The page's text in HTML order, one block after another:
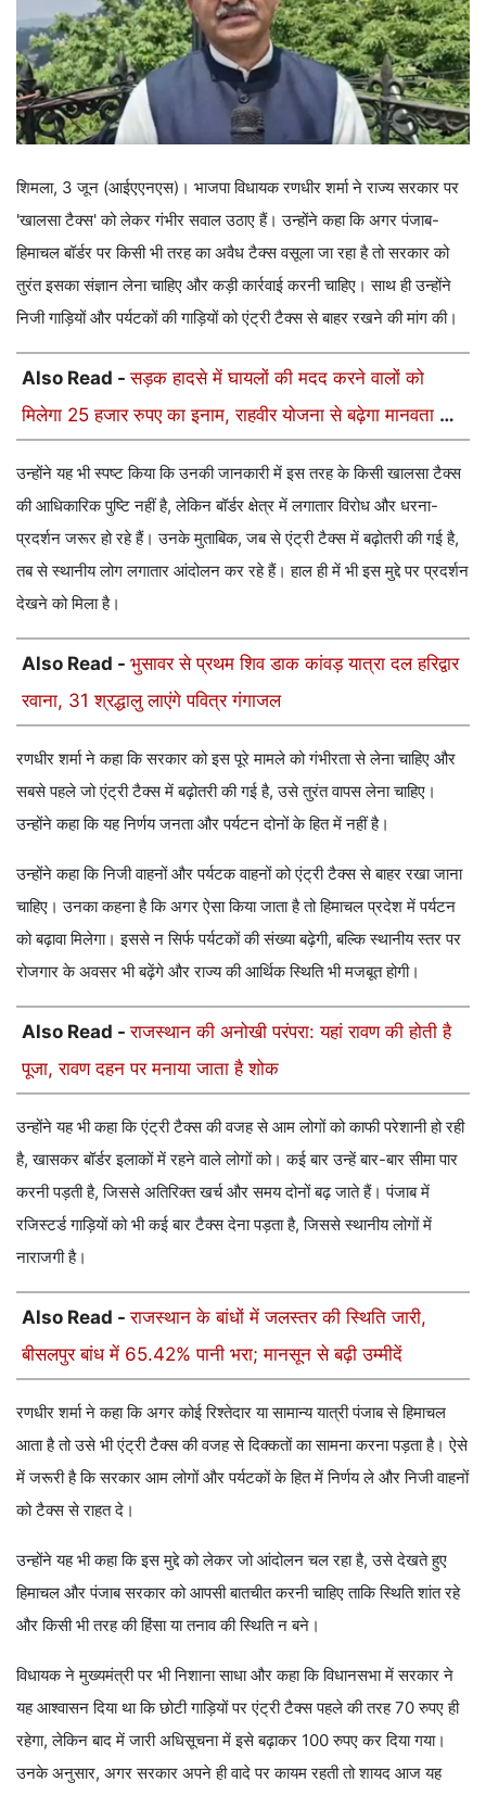
शिमला, 3 जून (आईएएनएस)। भाजपा विधायक रणधीर शर्मा ने राज्य सरकार पर
'खालसा टैक्स' को लेकर गंभीर सवाल उठाए हैं। उन्होंने कहा कि अगर पंजाब-
हिमाचल बॉर्डर पर किसी भी तरह का अवैध टैक्स वसूला जा रहा है तो सरकार को
तुरंत इसका संज्ञान लेना चाहिए और कड़ी कार्रवाई करनी चाहिए। साथ ही उन्होंने
निजी गाड़ियों और पर्यटकों की गाड़ियों को एंट्री टैक्स से बाहर रखने की मांग की।
Also Read -सड़क हादसे में घायलों की मदद करने वालों को
मिलेगा 25 हजार रुपए का इनाम, राहवीर योजना से बढ़ेगा मानवता का
उन्होंने यह भी स्पष्ट किया कि उनकी जानकारी में इस तरह के किसी खालसा टैक्स
की आधिकारिक पुष्टि नहीं है, लेकिन बॉर्डर क्षेत्र में लगातार विरोध और धरना-
प्रदर्शन जरूर हो रहे हैं। उनके मुताबिक, जब से एंट्री टैक्स में बढ़ोतरी की गई है,
तब से स्थानीय लोग लगातार आंदोलन कर रहे हैं। हाल ही में भी इस मुद्दे पर प्रदर्शन
देखने को मिला है।
Also Read - भुसावर से प्रथम शिव डाक कांवड़ यात्रा दल हरिद्वार
रवाना, 31 श्रद्धालु लाएंगे पवित्र गंगाजल
रणधीर शर्मा ने कहा कि सरकार को इस पूरे मामले को गंभीरता से लेना चाहिए और
सबसे पहले जो एंट्री टैक्स में बढ़ोतरी की गई है, उसे तुरंत वापस लेना चाहिए।
उन्होंने कहा कि यह निर्णय जनता और पर्यटन दोनों के हित में नहीं है।
उन्होंने कहा कि निजी वाहनों और पर्यटक वाहनों को एंट्री टैक्स से बाहर रखा जाना
चाहिए। उनका कहना है कि अगर ऐसा किया जाता है तो हिमाचल प्रदेश में पर्यटन
को बढ़ावा मिलेगा। इससे न सिर्फ पर्यटकों की संख्या बढ़ेगी, बल्कि स्थानीय स्तर पर
रोजगार के अवसर भी बढ़ेंगे और राज्य की आर्थिक स्थिति भी मजबूत होगी।
Also Read -राजस्थान की अनोखी परंपरा: यहां रावण की होती है
पूजा, रावण दहन पर मनाया जाता है शोक
उन्होंने यह भी कहा कि एंट्री टैक्स की वजह से आम लोगों को काफी परेशानी हो रही
है, खासकर बॉर्डर इलाकों में रहने वाले लोगों को। कई बार उन्हें बार-बार सीमा पार
करनी पड़ती है, जिससे अतिरिक्त खर्च और समय दोनों बढ़ जाते हैं। पंजाब में
रजिस्टर्ड गाड़ियों को भी कई बार टैक्स देना पड़ता है, जिससे स्थानीय लोगों में
नाराजगी है।
Also Read -राजस्थान के बांधों में जलस्तर की स्थिति जारी,
बीसलपुर बांध में 65.42% पानी भरा; मानसून से बढ़ी उम्मीदें
रणधीर शर्मा ने कहा कि अगर कोई रिश्तेदार या सामान्य यात्री पंजाब से हिमाचल
आता है तो उसे भी एंट्री टैक्स की वजह से दिक्कतों का सामना करना पड़ता है। ऐसे
में जरूरी है कि सरकार आम लोगों और पर्यटकों के हित में निर्णय ले और निजी वाहनों
को टैक्स से राहत दे।
उन्होंने यह भी कहा कि इस मुद्दे को लेकर जो आंदोलन चल रहा है, उसे देखते हुए
हिमाचल और पंजाब सरकार को आपसी बातचीत करनी चाहिए ताकि स्थिति शांत रहे
और किसी भी तरह की हिंसा या तनाव की स्थिति न बने।
विधायक ने मुख्यमंत्री पर भी निशाना साधा और कहा कि विधानसभा में सरकार ने
यह आश्वासन दिया था कि छोटी गाड़ियों पर एंट्री टैक्स पहले की तरह 70 रुपए ही
रहेगा, लेकिन बाद में जारी अधिसूचना में इसे बढ़ाकर 100 रुपए कर दिया गया।
उनके अनुसार, अगर सरकार अपने ही वादे पर कायम रहती तो शायद आज यह